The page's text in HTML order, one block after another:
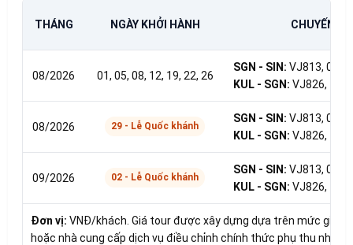
THÁNG NGÀY KHỞI HÀNH CHUYẾN
08/2026 01, 05, 08, 12, 19, 22, 26
SGN - SIN: VJ813,
KUL - SGN: VJ826,
08/2026 29 - Lễ Quốc khánh
SGN - SIN: VJ813,
KUL - SGN: VJ826,
09/2026 02 - Lễ Quốc khánh
SGN - SIN: VJ813,
KUL - SGN: VJ826,
Đơn vị: VNĐ/khách. Giá tour được xây dựng dựa trên mức giá
hoặc nhà cung cấp dịch vụ điều chỉnh chính thức phụ thu